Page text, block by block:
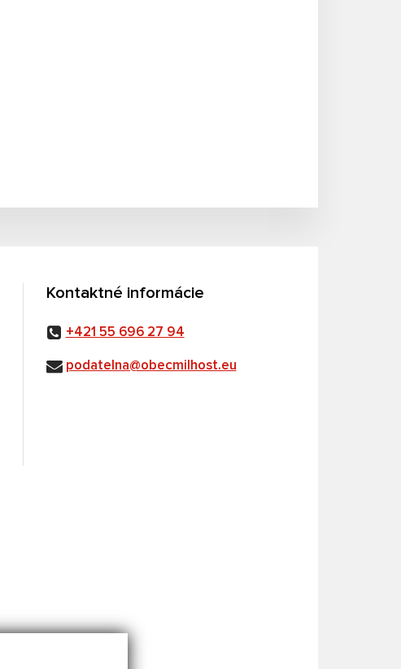
Kontaktné informácie
+421 55 696 27 94
podatelna@obecmilhost.eu